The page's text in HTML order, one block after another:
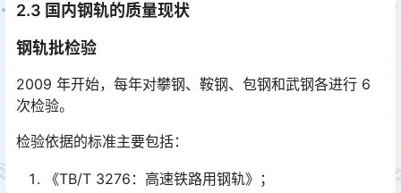
2.3 国内钢轨的质量现状
钢轨批检验
2009 年开始，每年对攀钢、鞍钢、包钢和武钢各进行 6
次检验。
检验依据的标准主要包括：
《TB/T 3276：高速铁路用钢轨》；